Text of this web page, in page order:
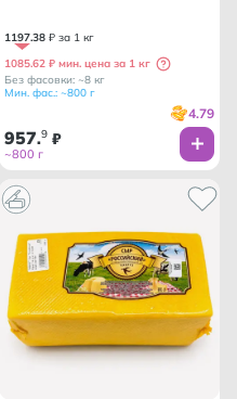
1197.38 ₽ за 1 кг
1085.62 ₽ мин. цена за 1 кг
Без фасовки: ~8 кг
Мин. фас.: ~800 г
4.79
957.9 ₽
~800 г